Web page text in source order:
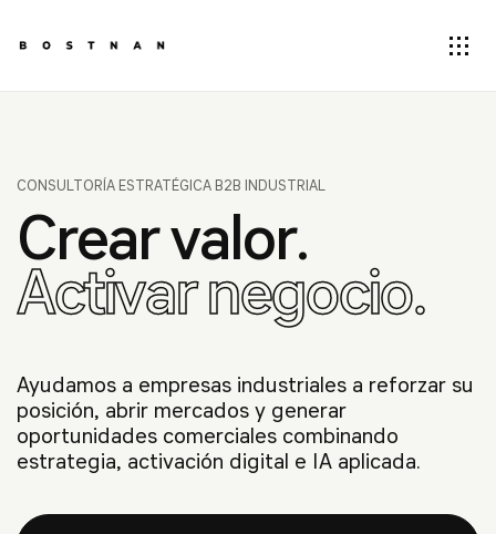
CONSULTORÍA ESTRATÉGICA B2B INDUSTRIAL
Crear valor.
Activar negocio.
Ayudamos a empresas industriales a reforzar su
posición, abrir mercados y generar
oportunidades comerciales combinando
estrategia, activación digital e IA aplicada.